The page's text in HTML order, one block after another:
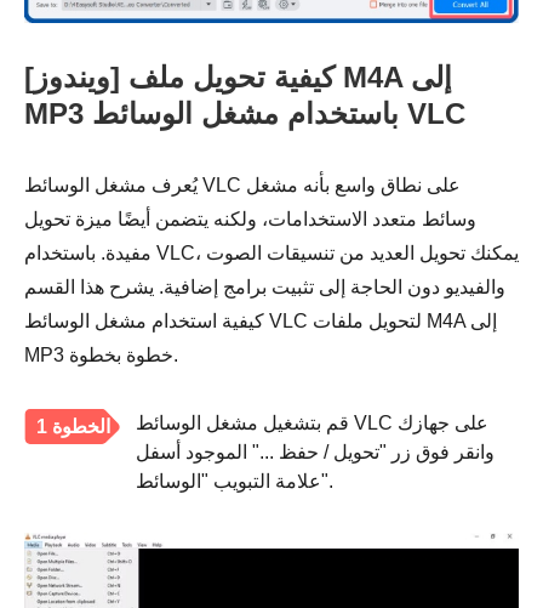
[ويندوز] كيفية تحويل ملف M4A إلى
MP3 باستخدام مشغل الوسائط VLC
يُعرف مشغل الوسائط VLC على نطاق واسع بأنه مشغل
وسائط متعدد الاستخدامات، ولكنه يتضمن أيضًا ميزة تحويل
مفيدة. باستخدام VLC، يمكنك تحويل العديد من تنسيقات الصوت
والفيديو دون الحاجة إلى تثبيت برامج إضافية. يشرح هذا القسم
كيفية استخدام مشغل الوسائط VLC لتحويل ملفات M4A إلى
MP3 خطوة بخطوة.
الخطوة 1
قم بتشغيل مشغل الوسائط VLC على جهازك
وانقر فوق زر "تحويل / حفظ ..." الموجود أسفل
علامة التبويب "الوسائط".